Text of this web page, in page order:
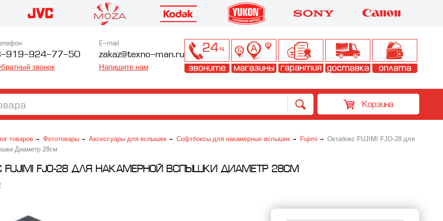
919-924-77-50
звонок
E-mail
zakaz@texno-man.ru
Напишите нам
Корзина
товаров Фототовары Аксессуары для вспышек Софтбоксы для накамерных вспышек Fujimi
Октабокс FUJIMI FJO-28 для
Диаметр 28см
FUJIMI FJO-28 ДЛЯ НАКАМЕРНОЙ ВСПЫШКИ ДИАМЕТР 28СМ